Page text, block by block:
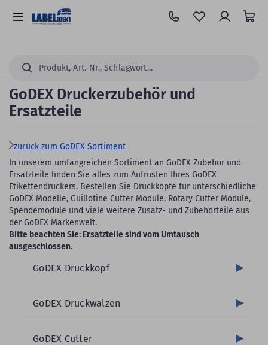
Hauptinhalt
springen
Alle
Suchen...
GoDEX Druckerzubehör und
Ersatzteile
zurück zum GoDEX Sortiment
In unserem umfangreichen Sortiment an GoDEX Zubehör und
Ersatzteile finden Sie alles zum Aufrüsten Ihres GoDEX
Etikettendruckers. Bestellen Sie Druckköpfe für unterschiedliche
GoDEX Modelle, Guillotine Cutter Module, Rotary Cutter Module,
Spendemodule und viele weitere Zusatz- und Zubehörteile aus
der GoDEX Markenwelt.
Bitte beachten Sie: Ersatzteile sind vom Umtausch
ausgeschlossen.
GoDEX Druckkopf
GoDEX Druckwalzen
GoDEX Cutter